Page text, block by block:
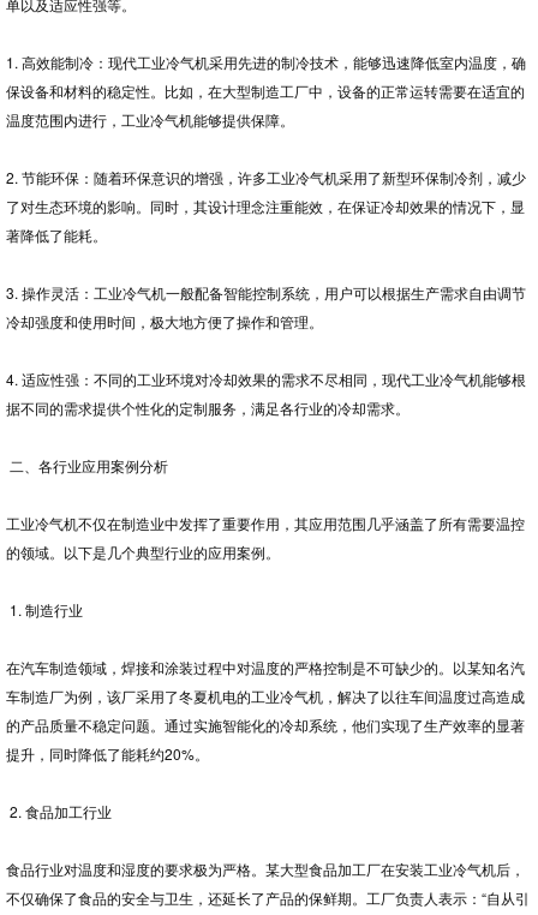
单以及适应性强等。
1. 高效能制冷：现代工业冷气机采用先进的制冷技术，能够迅速降低室内温度，确
保设备和材料的稳定性。比如，在大型制造工厂中，设备的正常运转需要在适宜的
温度范围内进行，工业冷气机能够提供保障。
2. 节能环保：随着环保意识的增强，许多工业冷气机采用了新型环保制冷剂，减少
了对生态环境的影响。同时，其设计理念注重能效，在保证冷却效果的情况下，显
著降低了能耗。
3. 操作灵活：工业冷气机一般配备智能控制系统，用户可以根据生产需求自由调节
冷却强度和使用时间，极大地方便了操作和管理。
4. 适应性强：不同的工业环境对冷却效果的需求不尽相同，现代工业冷气机能够根
据不同的需求提供个性化的定制服务，满足各行业的冷却需求。
二、各行业应用案例分析
工业冷气机不仅在制造业中发挥了重要作用，其应用范围几乎涵盖了所有需要温控
的领域。以下是几个典型行业的应用案例。
1. 制造行业
在汽车制造领域，焊接和涂装过程中对温度的严格控制是不可缺少的。以某知名汽
车制造厂为例，该厂采用了冬夏机电的工业冷气机，解决了以往车间温度过高造成
的产品质量不稳定问题。通过实施智能化的冷却系统，他们实现了生产效率的显著
提升，同时降低了能耗约20%。
2. 食品加工行业
食品行业对温度和湿度的要求极为严格。某大型食品加工厂在安装工业冷气机后，
不仅确保了食品的安全与卫生，还延长了产品的保鲜期。工厂负责人表示：“自从引